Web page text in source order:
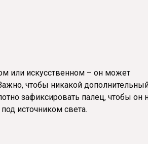
или искусственном – он может
чтобы никакой
зафиксировать палец, чтобы он
источником света.